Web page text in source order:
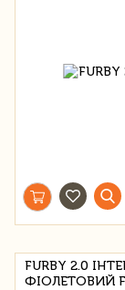
FURBY 2.0
ФІОЛЕТОВИЙ